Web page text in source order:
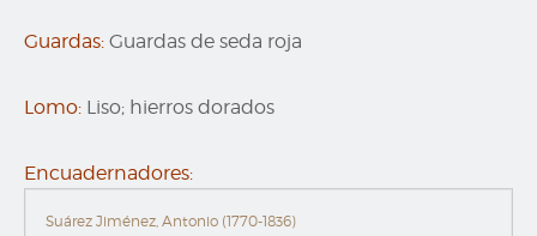
Guardas: Guardas de seda roja
Lomo: Liso; hierros dorados
Encuadernadores:
Suárez Jiménez, Antonio (1770-1836)